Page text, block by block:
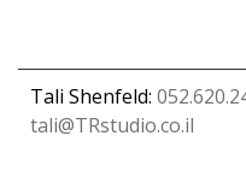
Tali Shenfeld:
tali@TRstudio.co.il